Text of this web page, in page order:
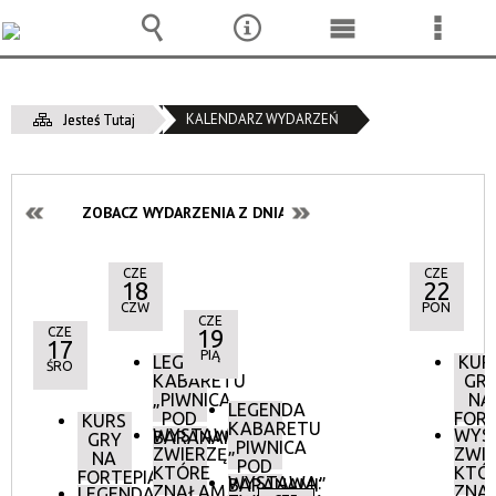
Jesteś Tutaj KALENDARZ WYDARZEŃ
ZOBACZ WYDARZENIA Z DNIA:
CZE
17
ŚRO
KURS
GRY
NA
FORTEPIANIE
CZE
18
CZW
LEGENDA
KABARETU
„PIWNICA
POD
BARANAMI”
WYSTAWA:
ZWIERZĘTA,
KTÓRE
ZNAŁAM.
CZE
19
PIĄ
LEGENDA
KABARETU
„PIWNICA
POD
BARANAMI”
WYSTAWA:
CZE
22
PON
NA
Wyszukiwarka
NarzędziaMenu
Menu